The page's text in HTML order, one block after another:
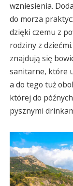
wzniesienia.
do morza
dzięki czemu z
rodziny z
znajdują się
sanitarne, które
a do tego tuż
której do
pysznymi